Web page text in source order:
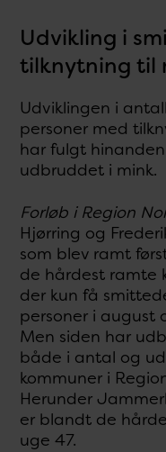
Udvikling i
tilknytning til
Udviklingen i
personer med
har fulgt
udbruddet i mink.
Forløb i Region
Hjørring og
som blev ramt
de hårdest ramte
der kun få
personer i august
Men siden har
både i antal og
kommuner i
Herunder
er blandt de
uge 47.